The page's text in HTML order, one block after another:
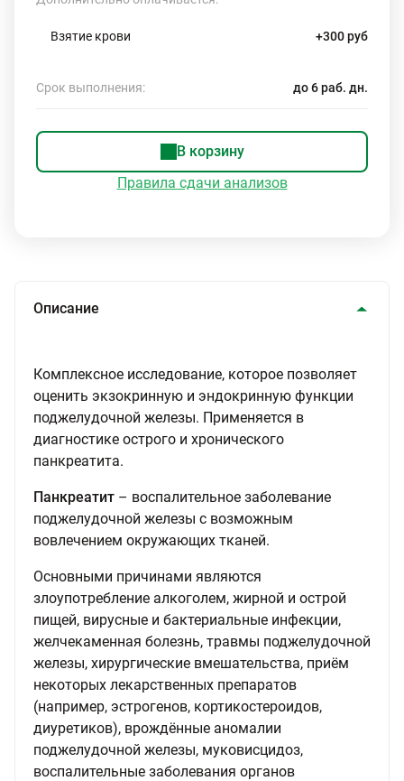
Взятие крови +300 руб
Срок выполнения: до 6 раб. дн.
В корзину
Правила сдачи анализов
Описание
Комплексное исследование, которое позволяет
оценить экзокринную и эндокринную функции
поджелудочной железы. Применяется в
диагностике острого и хронического
панкреатита.
Панкреатит – воспалительное заболевание
поджелудочной железы с возможным
вовлечением окружающих тканей.
Основными причинами являются
злоупотребление алкоголем, жирной и острой
пищей, вирусные и бактериальные инфекции,
желчекаменная болезнь, травмы поджелудочной
железы, хирургические вмешательства, приём
некоторых лекарственных препаратов
(например, эстрогенов, кортикостероидов,
диуретиков), врождённые аномалии
поджелудочной железы, муковисцидоз,
воспалительные заболевания органов